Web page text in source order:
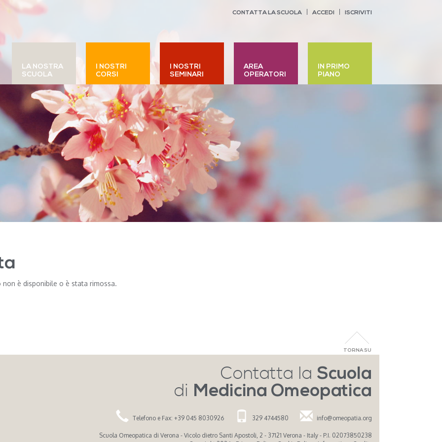
CONTATTA LA SCUOLA ACCEDI ISCRIVITI
LA NOSTRA
SCUOLA
I NOSTRI
CORSI
I NOSTRI
SEMINARI
AREA
OPERATORI
IN PRIMO
PIANO
è disponibile o è stata rimossa.
Contatta la Scuola
di Medicina Omeopatica
Telefono e Fax: +39 045 8030926 329 4744580 info@omeopatia.org
Scuola Omeopatica di Verona - Vicolo dietro Santi Apostoli, 2 - 37121 Verona - Italy - P.I. 02073850238
TORNA SU